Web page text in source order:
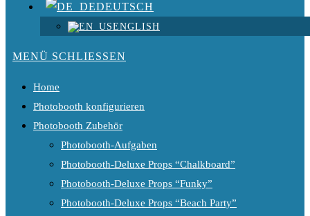
DEUTSCH
ENGLISH
MENÜ SCHLIESSEN
Home
Photobooth konfigurieren
Photobooth Zubehör
Photobooth-Aufgaben
Photobooth-Deluxe Props “Chalkboard”
Photobooth-Deluxe Props “Funky”
Photobooth-Deluxe Props “Beach Party”